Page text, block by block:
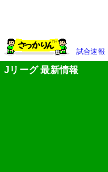
試合速報
Jリーグ 最新情報